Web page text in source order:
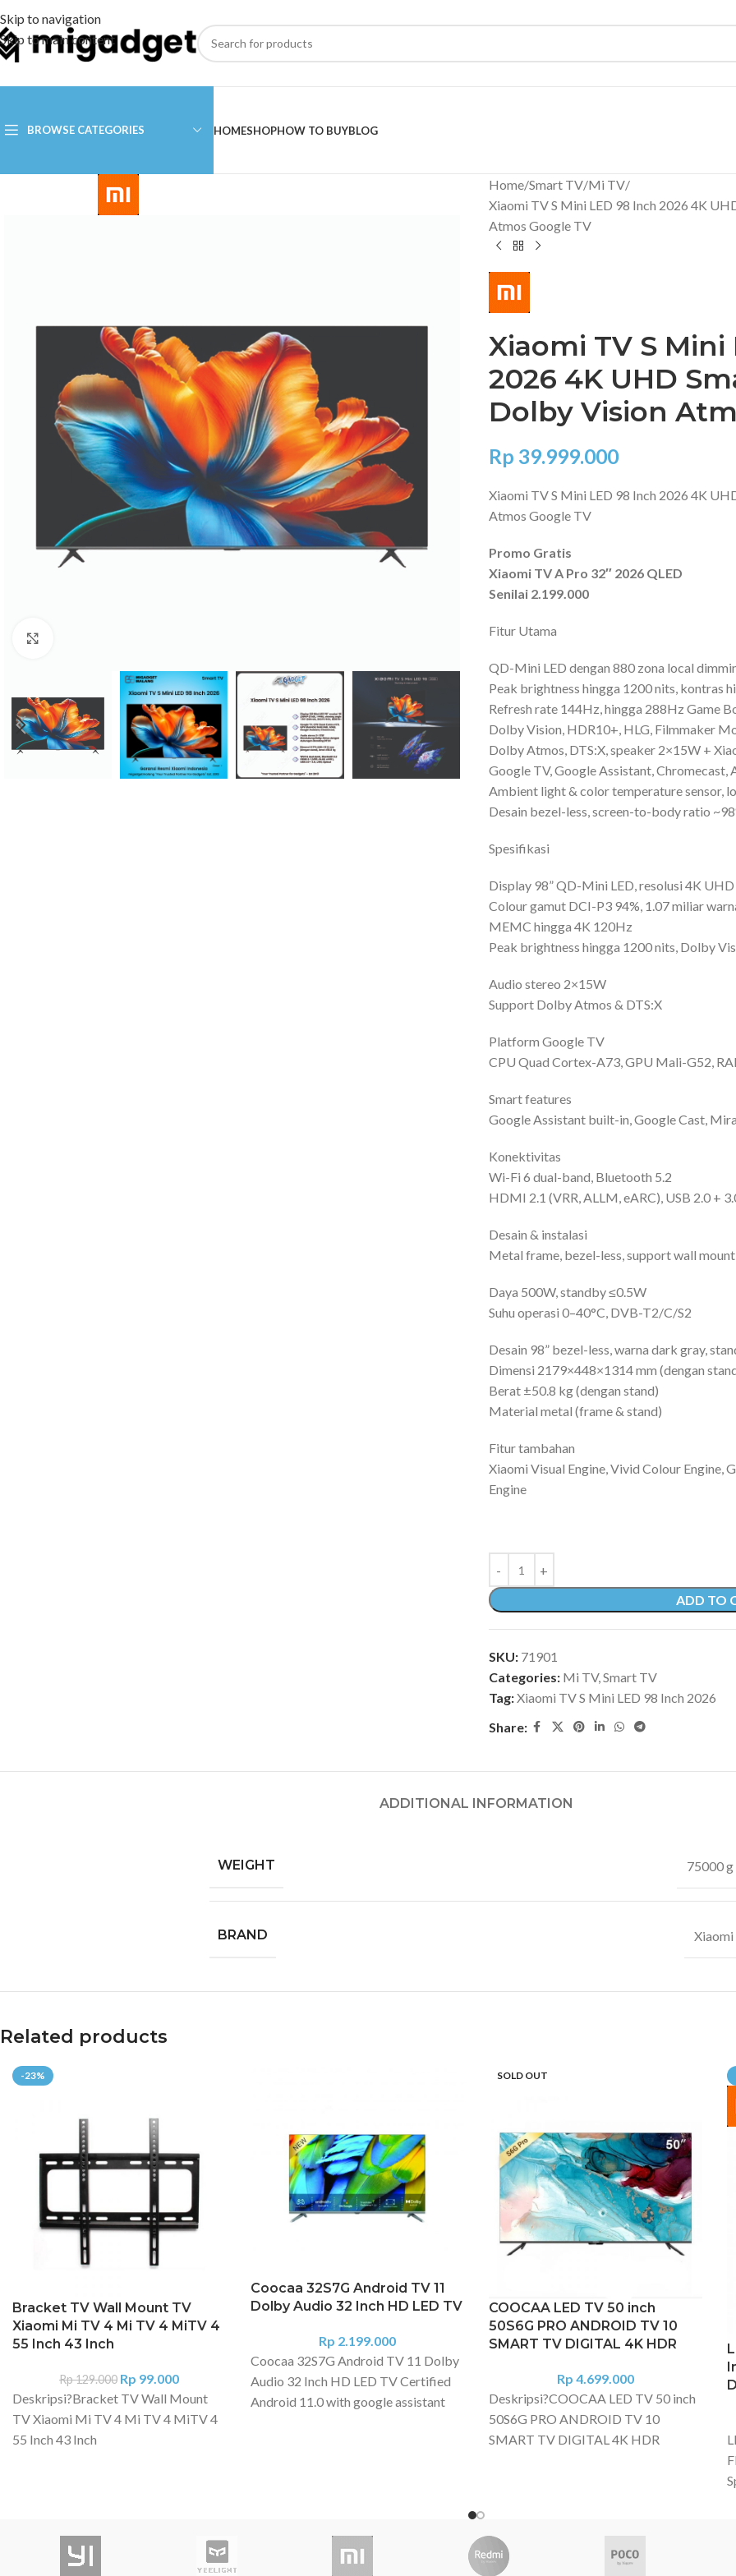
Skip to navigation
Skip to main content
BROWSE CATEGORIES HOMESHOPHOW TO BUYBLOG
Home Smart TV Mi TV
Xiaomi TV S Mini LED 98 Inch 2026 4K
Atmos Google TV
Xiaomi TV S
2026 4K UHD
Dolby Vision
Rp 39.999.000
Xiaomi TV S Mini LED 98 Inch 2026 4K
Atmos Google TV
Promo Gratis
Xiaomi TV A Pro 32″ 2026 QLED
Senilai 2.199.000
Fitur Utama
QD-Mini LED dengan 880 zona local
Peak brightness hingga 1200 nits, kontras
Refresh rate 144Hz, hingga 288Hz Game
Dolby Vision, HDR10+, HLG, Filmmaker
Dolby Atmos, DTS:X, speaker 2×15W +
Google TV, Google Assistant, Chromecast,
Ambient light & color temperature sensor,
Desain bezel-less, screen-to-body ratio
Spesifikasi
Display 98” QD-Mini LED, resolusi 4K
Colour gamut DCI-P3 94%, 1.07 miliar
MEMC hingga 4K 120Hz
Peak brightness hingga 1200 nits, Dolby
Audio stereo 2×15W
Support Dolby Atmos & DTS:X
Platform Google TV
CPU Quad Cortex-A73, GPU Mali-G52,
Smart features
Google Assistant built-in, Google Cast,
Konektivitas
Wi-Fi 6 dual-band, Bluetooth 5.2
HDMI 2.1 (VRR, ALLM, eARC), USB 2.0 +
Desain & instalasi
Metal frame, bezel-less, support wall
Daya 500W, standby ≤0.5W
Suhu operasi 0–40°C, DVB-T2/C/S2
Desain 98” bezel-less, warna dark gray,
Dimensi 2179×448×1314 mm (dengan
Berat ±50.8 kg (dengan stand)
Material metal (frame & stand)
Fitur tambahan
Xiaomi Visual Engine, Vivid Colour Engine,
Engine
ADD TO
SKU: 71901
Categories: Mi TV,Smart TV
Tag:Xiaomi TV S Mini LED 98 Inch 2026
Share:
ADDITIONAL INFORMATION
WEIGHT 75000 g
BRAND Xiaomi
Related products
-23%
Bracket TV Wall Mount TV
Xiaomi Mi TV 4 Mi TV 4 MiTV 4
55 Inch 43 Inch
Rp129.000 Rp 99.000
Deskripsi?Bracket TV Wall Mount
TV Xiaomi Mi TV 4 Mi TV 4 MiTV 4
55 Inch 43 Inch
pasang dengan mudah. Dilengkapi
dengan perlengkapan untuk
Coocaa 32S7G Android TV 11
Dolby Audio 32 Inch HD LED TV
Rp 2.199.000
Coocaa 32S7G Android TV 11 Dolby
Audio 32 Inch HD LED TV Certified
Android 11.0 with google assistant
Analog & Digital TV DVB T/T2 ,
DVB-C USB 2* (V2.0), HDMI 2* ?
SOLD OUT
COOCAA LED TV 50 inch
50S6G PRO ANDROID TV 10
SMART TV DIGITAL 4K HDR
Rp 4.699.000
Deskripsi?COOCAA LED TV 50 inch
50S6G PRO ANDROID TV 10
SMART TV DIGITAL 4K HDR
Garansi resmi Coocaa Indonesia 3
tahun panel, 1 tahun sparepart.